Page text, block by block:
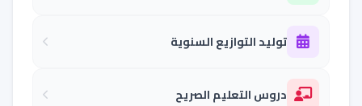
توليد التوازيع السنوية
دروس التعليم الصريح